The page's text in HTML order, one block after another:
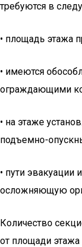
требуются в
• площадь этажа
• имеются
ограждающими
• на этаже
подъемно-
• пути
осложняющую
Количество
от площади